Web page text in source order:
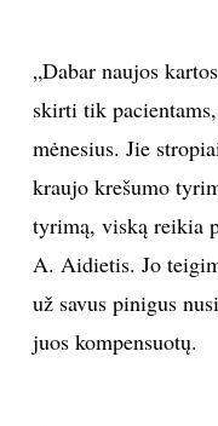
„Dabar naujos
skirti tik
mėnesius. Jie
kraujo krešumo
tyrimą, viską reikia
A. Aidietis. Jo
už savus pinigus
juos kompensuotų.